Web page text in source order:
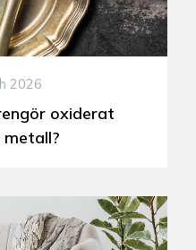
2026
oxiderat